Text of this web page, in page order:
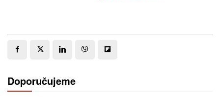
Doporučujeme